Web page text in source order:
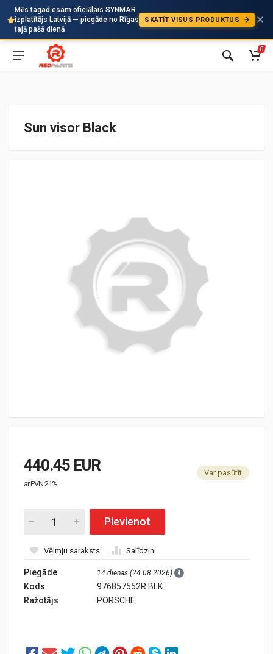
Mēs tagad esam oficiālais SYNMAR
izplatītājs Latvijā — piegāde no Rīgas
tajā pašā dienā
SKATĪT VISUS PRODUKTUS
Auto
0
Sun visor Black
440.45 EUR
ar PVN 21%
Var pasūtīt
Pievienot
Vēlmju saraksts Salīdzini
Piegāde 14 dienas (24.08.2026)
Kods
976857552R BLK
Ražotājs
PORSCHE